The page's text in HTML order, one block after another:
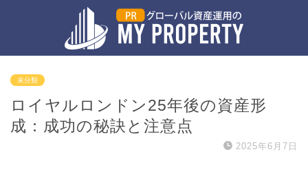
未分類
ロイヤルロンドン25年後の資産形
成：成功の秘訣と注意点
2025年6月7日